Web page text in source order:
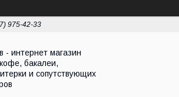
975-42-33
- интернет магазин
бакалеи,
и сопутствующих